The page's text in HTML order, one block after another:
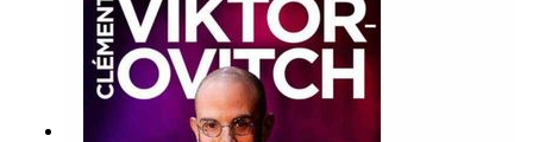
twitch.tv/clemovitch🦋 Bluesky:
https://bsky.app/profile/clemovitch.com📷
Instagram : instagram.com/clemovitch/🧵
Threads : threads.net/@clemovitch📱 TikTok :
tiktok.com/@clemovitch💬 Discord :
discord.gg/clemovitch-922206054308266014